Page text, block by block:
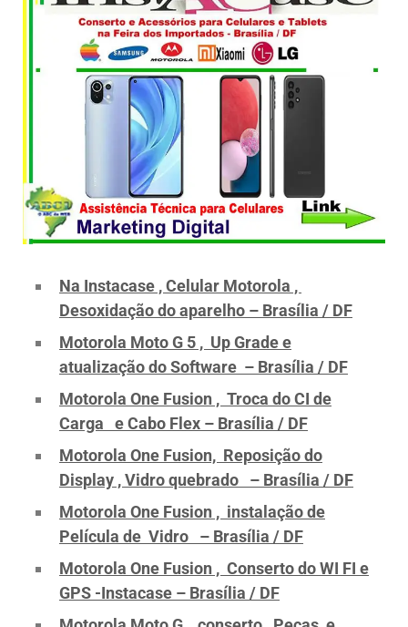
Na Instacase , Celular Motorola ,
Desoxidação do aparelho – Brasília / DF
Motorola Moto G 5 , Up Grade e
atualização do Software – Brasília / DF
Motorola One Fusion , Troca do CI de
Carga e Cabo Flex – Brasília / DF
Motorola One Fusion, Reposição do
Display , Vidro quebrado – Brasília / DF
Motorola One Fusion , instalação de
Película de Vidro – Brasília / DF
Motorola One Fusion , Conserto do WI FI e
GPS -Instacase – Brasília / DF